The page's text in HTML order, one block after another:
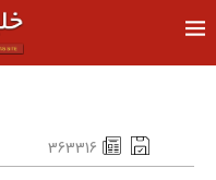
363316